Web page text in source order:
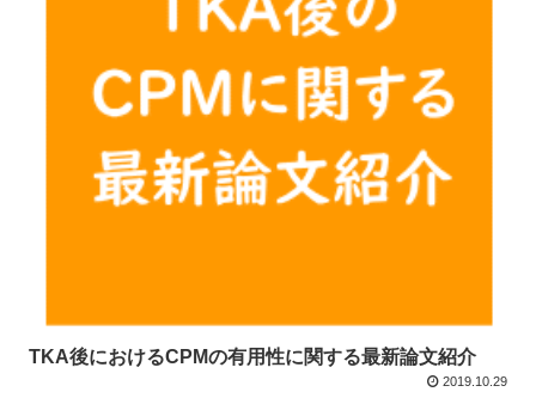
TKA後におけるCPMの有用性に関する最新論文紹介
2019.10.29